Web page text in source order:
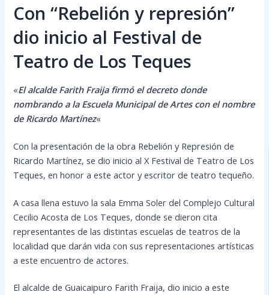
Con “Rebelión y represión”
dio inicio al Festival de
Teatro de Los Teques
«El alcalde Farith Fraija firmó el decreto donde
nombrando a la Escuela Municipal de Artes con el nombre
de Ricardo Martínez«
Con la presentación de la obra Rebelión y Represión de
Ricardo Martínez, se dio inicio al X Festival de Teatro de Los
Teques, en honor a este actor y escritor de teatro tequeño.
A casa llena estuvo la sala Emma Soler del Complejo Cultural
Cecilio Acosta de Los Teques, donde se dieron cita
representantes de las distintas escuelas de teatros de la
localidad que darán vida con sus representaciones artísticas
a este encuentro de actores.
El alcalde de Guaicaipuro Farith Fraija, dio inicio a este